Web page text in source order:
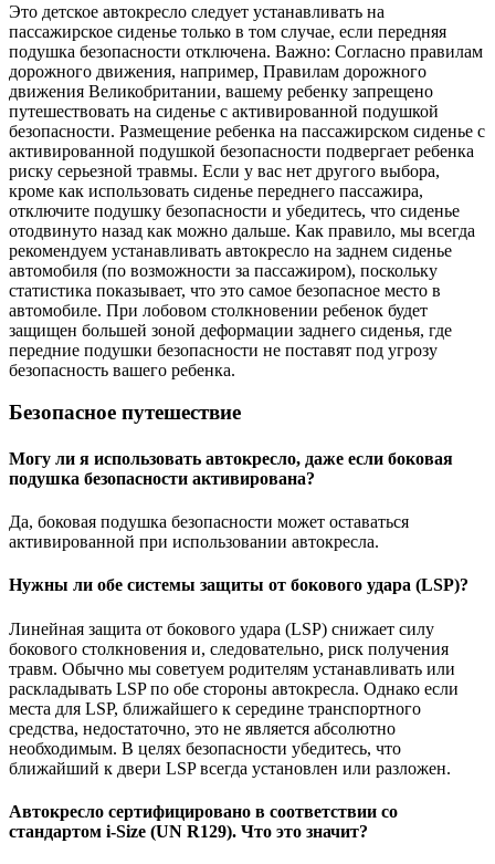
Это детское автокресло следует устанавливать на
пассажирское сиденье только в том случае, если передняя
подушка безопасности отключена. Важно: Согласно правилам
дорожного движения, например, Правилам дорожного
движения Великобритании, вашему ребенку запрещено
путешествовать на сиденье с активированной подушкой
безопасности. Размещение ребенка на пассажирском сиденье с
активированной подушкой безопасности подвергает ребенка
риску серьезной травмы. Если у вас нет другого выбора,
кроме как использовать сиденье переднего пассажира,
отключите подушку безопасности и убедитесь, что сиденье
отодвинуто назад как можно дальше. Как правило, мы всегда
рекомендуем устанавливать автокресло на заднем сиденье
автомобиля (по возможности за пассажиром), поскольку
статистика показывает, что это самое безопасное место в
автомобиле. При лобовом столкновении ребенок будет
защищен большей зоной деформации заднего сиденья, где
передние подушки безопасности не поставят под угрозу
безопасность вашего ребенка.
Безопасное путешествие
Могу ли я использовать автокресло, даже если боковая
подушка безопасности активирована?
Да, боковая подушка безопасности может оставаться
активированной при использовании автокресла.
Нужны ли обе системы защиты от бокового удара (LSP)?
Линейная защита от бокового удара (LSP) снижает силу
бокового столкновения и, следовательно, риск получения
травм. Обычно мы советуем родителям устанавливать или
раскладывать LSP по обе стороны автокресла. Однако если
места для LSP, ближайшего к середине транспортного
средства, недостаточно, это не является абсолютно
необходимым. В целях безопасности убедитесь, что
ближайший к двери LSP всегда установлен или разложен.
Автокресло сертифицировано в соответствии со
стандартом i-Size (UN R129). Что это значит?